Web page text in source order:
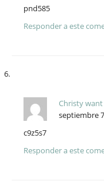
pnd585
Responder a este
Christy
septiembre
c9z5s7
Responder a este